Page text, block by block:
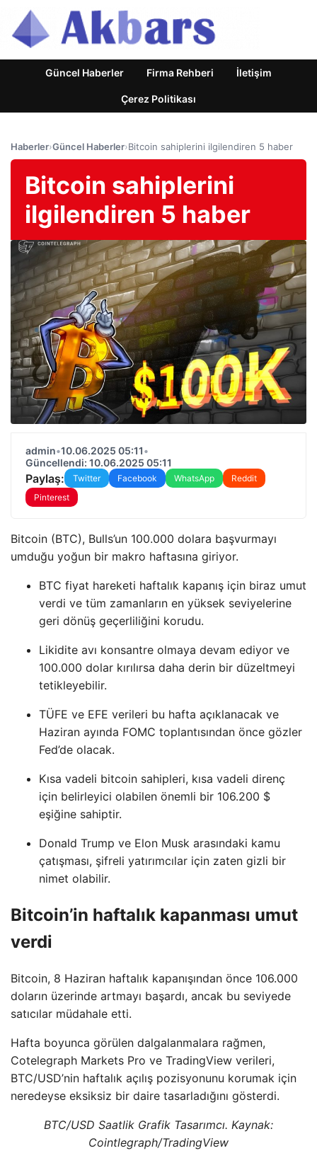
Güncel Haberler Firma Rehberi İletişim
Çerez Politikası
Haberler›Güncel Haberler›Bitcoin sahiplerini ilgilendiren 5 haber
Bitcoin sahiplerini
ilgilendiren 5 haber
admin•10.06.2025 05:11•
Güncellendi: 10.06.2025 05:11
Paylaş: Twitter Facebook WhatsApp
Reddit
Pinterest
Bitcoin (BTC), Bulls’un 100.000 dolara başvurmayı
umduğu yoğun bir makro haftasına giriyor.
BTC fiyat hareketi haftalık kapanış için biraz umut
verdi ve tüm zamanların en yüksek seviyelerine
geri dönüş geçerliliğini korudu.
Likidite avı konsantre olmaya devam ediyor ve
100.000 dolar kırılırsa daha derin bir düzeltmeyi
tetikleyebilir.
TÜFE ve EFE verileri bu hafta açıklanacak ve
Haziran ayında FOMC toplantısından önce gözler
Fed’de olacak.
Kısa vadeli bitcoin sahipleri, kısa vadeli direnç
için belirleyici olabilen önemli bir 106.200 $
eşiğine sahiptir.
Donald Trump ve Elon Musk arasındaki kamu
çatışması, şifreli yatırımcılar için zaten gizli bir
nimet olabilir.
Bitcoin’in haftalık kapanması umut
verdi
Bitcoin, 8 Haziran haftalık kapanışından önce 106.000
doların üzerinde artmayı başardı, ancak bu seviyede
satıcılar müdahale etti.
Hafta boyunca görülen dalgalanmalara rağmen,
Cotelegraph Markets Pro ve TradingView verileri,
BTC/USD’nin haftalık açılış pozisyonunu korumak için
neredeyse eksiksiz bir daire tasarladığını gösterdi.
BTC/USD Saatlik Grafik Tasarımcı. Kaynak:
Cointlegraph/TradingView